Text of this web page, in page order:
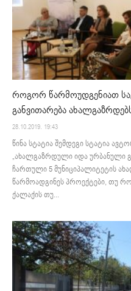
როგორ წარმოუდგენიათ
განვითარება
28.10.2019. 19:43
წინა სტატია შემდეგი სტატია
„ახალგაზრდული იდა ურბანული
ჩართული 5 მუნიციპალიტეტის
წარმოადგინეს პროექტები, თუ
ქალაქის თუ...